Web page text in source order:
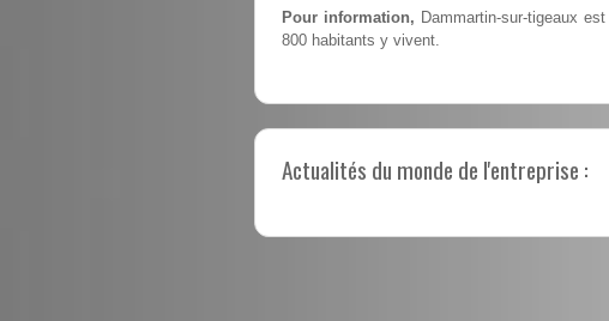
Pour information, Dammartin-sur-tigeaux
800 habitants y vivent.
Actualités du monde de l'entreprise :